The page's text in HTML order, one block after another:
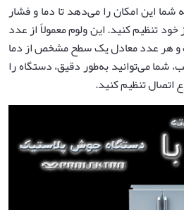
این امکان را می‌دهد تا دما و فشار
تنظیم کنید. این ولوم معمولاً از عدد
هر عدد معادل یک سطح مشخص از دما
شما می‌توانید به‌طور دقیق، دستگاه را
اتصال تنظیم کنید.